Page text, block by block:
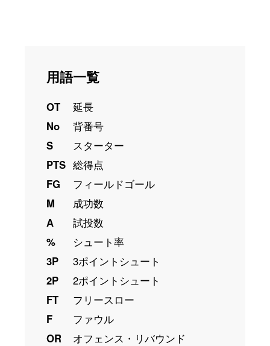
用語一覧
OT
延長
No
背番号
S
スターター
PTS 総得点
FG
フィールドゴール
M
成功数
A
試投数
%
シュート率
3P
3ポイントシュート
2P
2ポイントシュート
FT
フリースロー
F
ファウル
OR
オフェンス・リバウンド